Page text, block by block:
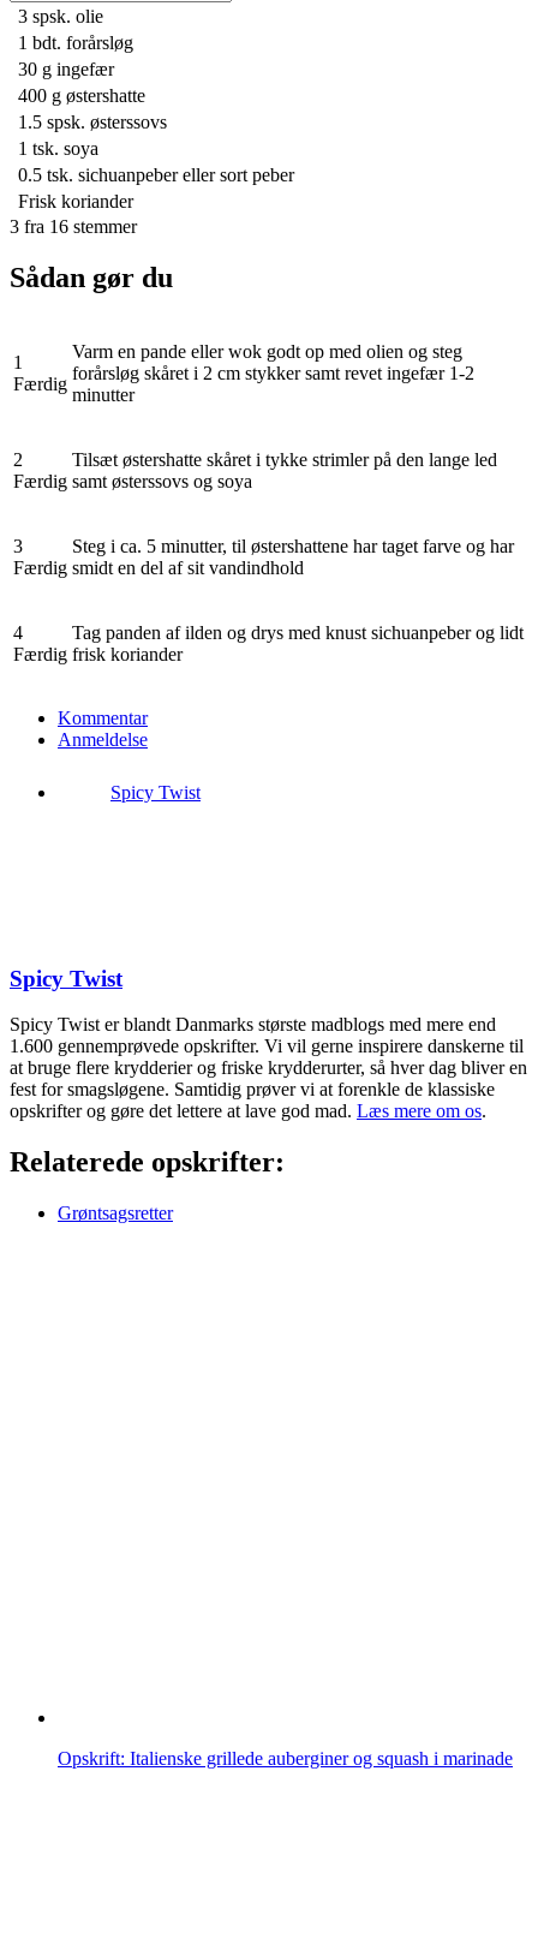
3 spsk. olie
1 bdt. forårsløg
30 g ingefær
400 g østershatte
1.5 spsk. østerssovs
1 tsk. soya
0.5 tsk. sichuanpeber eller sort peber
Frisk koriander
3 fra 16 stemmer
Sådan gør du
1
Færdig
Varm en pande eller wok godt op med olien og steg
forårsløg skåret i 2 cm stykker samt revet ingefær 1-2
minutter
2
Færdig
Tilsæt østershatte skåret i tykke strimler på den lange led
samt østerssovs og soya
3
Færdig
Steg i ca. 5 minutter, til østershattene har taget farve og har
smidt en del af sit vandindhold
4
Færdig
Tag panden af ilden og drys med knust sichuanpeber og lidt
frisk koriander
Kommentar
Anmeldelse
Spicy Twist
Spicy Twist
Spicy Twist er blandt Danmarks største madblogs med mere end
1.600 gennemprøvede opskrifter. Vi vil gerne inspirere danskerne til
at bruge flere krydderier og friske krydderurter, så hver dag bliver en
fest for smagsløgene. Samtidig prøver vi at forenkle de klassiske
opskrifter og gøre det lettere at lave god mad. Læs mere om os.
Relaterede opskrifter:
Grøntsagsretter
Opskrift: Italienske grillede auberginer og squash i marinade